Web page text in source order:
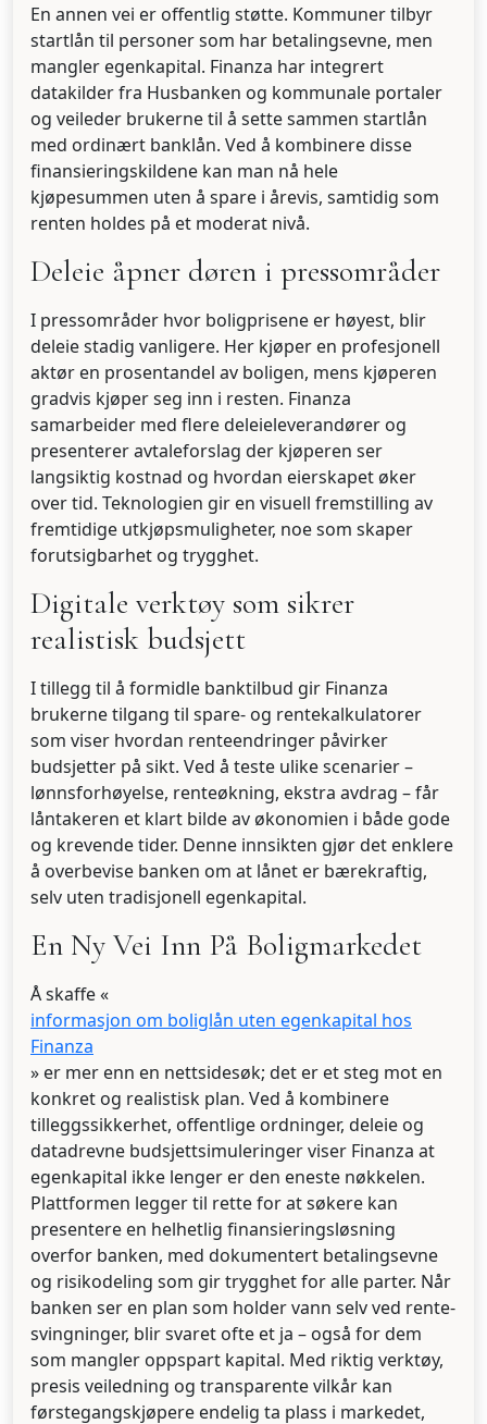
En annen vei er offentlig støtte. Kommuner tilbyr
startlån til personer som har betalingsevne, men
mangler egenkapital. Finanza har integrert
datakilder fra Husbanken og kommunale portaler
og veileder brukerne til å sette sammen startlån
med ordinært banklån. Ved å kombinere disse
finansieringskildene kan man nå hele
kjøpesummen uten å spare i årevis, samtidig som
renten holdes på et moderat nivå.
Deleie åpner døren i pressområder
I pressområder hvor boligprisene er høyest, blir
deleie stadig vanligere. Her kjøper en profesjonell
aktør en prosentandel av boligen, mens kjøperen
gradvis kjøper seg inn i resten. Finanza
samarbeider med flere deleie­leverandører og
presenterer avtale­forslag der kjøperen ser
langsiktig kostnad og hvordan eierskapet øker
over tid. Teknologien gir en visuell fremstilling av
fremtidige utkjøps­muligheter, noe som skaper
forutsigbarhet og trygghet.
Digitale verktøy som sikrer
realistisk budsjett
I tillegg til å formidle banktilbud gir Finanza
brukerne tilgang til spare- og rentekalkulatorer
som viser hvordan renteendringer påvirker
budsjetter på sikt. Ved å teste ulike scenarier –
lønnsforhøyelse, renteøkning, ekstra avdrag – får
låntakeren et klart bilde av økonomien i både gode
og krevende tider. Denne innsikten gjør det enklere
å overbevise banken om at lånet er bærekraftig,
selv uten tradisjonell egenkapital.
En Ny Vei Inn På Boligmarkedet
Å skaffe «
informasjon om boliglån uten egenkapital hos
Finanza
» er mer enn en nettsidesøk; det er et steg mot en
konkret og realistisk plan. Ved å kombinere
tilleggssikkerhet, offentlige ordninger, deleie og
datadrevne budsjett­simuleringer viser Finanza at
egenkapital ikke lenger er den eneste nøkkelen.
Plattformen legger til rette for at søkere kan
presentere en helhetlig finansieringsløsning
overfor banken, med dokumentert betalingsevne
og risikodeling som gir trygghet for alle parter. Når
banken ser en plan som holder vann selv ved rente­
svingninger, blir svaret ofte et ja – også for dem
som mangler oppspart kapital. Med riktig verktøy,
presis veiledning og transparente vilkår kan
førstegangskjøpere endelig ta plass i markedet,